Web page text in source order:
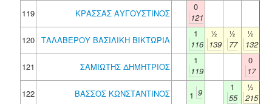
119
ΚΡΑΣΣΑΣ ΑΥΓΟΥΣΤΙΝΟΣ
0
121
120 ΤΑΛΑΒΕΡΟΥ ΒΑΣΙΛΙΚΗ ΒΙΚΤΩΡΙΑ
1
116
½
139
½
77
½
132
121
ΣΑΜΙΩΤΗΣ ΔΗΜΗΤΡΙΟΣ
1
119
0
17
122
ΒΑΣΣΟΣ ΚΩΝΣΤΑΝΤΙΝΟΣ 1 9
1
55
½
215